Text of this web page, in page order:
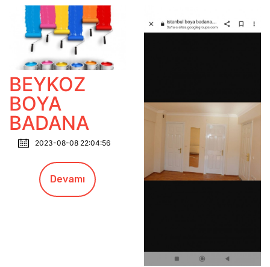
BEYKOZ
BOYA
BADANA
2023-08-08 22:04:56
Devamı